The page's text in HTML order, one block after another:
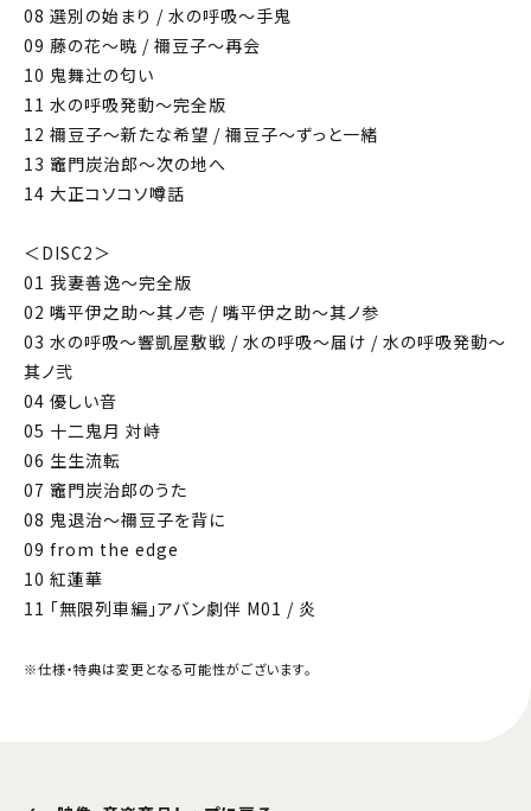
08 選別の始まり / 水の呼吸～手鬼
09 藤の花～暁 / 禰󠄀豆子～再会
10 鬼舞辻󠄀の匂い
11 水の呼吸発動～完全版
12 禰󠄀豆子～新たな希望 / 禰󠄀豆子～ずっと一緒
13 竈門炭治郎～次の地へ
14 大正コソコソ噂話
＜DISC2＞
01 我妻善逸～完全版
02 嘴平伊之助～其ノ壱 / 嘴平伊之助～其ノ参
03 水の呼吸～響凱屋敷戦 / 水の呼吸～届け / 水の呼吸発動～
其ノ弐
04 優しい音
05 十二鬼月 対峙
06 生生流転
07 竈門炭治郎のうた
08 鬼退治～禰󠄀豆子を背に
09 from the edge
10 紅蓮華
11 「無限列車編」アバン劇伴 M01 / 炎
※仕様・特典は変更となる可能性がございます。